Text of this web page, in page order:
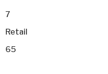
7
Retail
65